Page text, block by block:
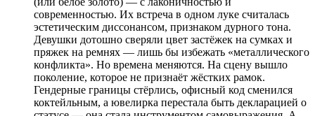
современностью. Их встреча в одном луке считалась
эстетическим диссонансом, признаком дурного тона.
Девушки дотошно сверяли цвет застёжек на сумках и
пряжек на ремнях — лишь бы избежать «металлического
конфликта». Но времена меняются. На сцену вышло
поколение, которое не признаёт жёстких рамок.
Гендерные границы стёрлись, офисный код сменился
коктейльным, а ювелирка перестала быть декларацией о